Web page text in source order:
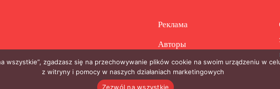
Реклама
Авторы
wszystkie”, zgadzasz się na przechowywanie plików cookie na swoim urządzeniu w
z witryny i pomocy w naszych działaniach marketingowych
Zezwól na wszystkie